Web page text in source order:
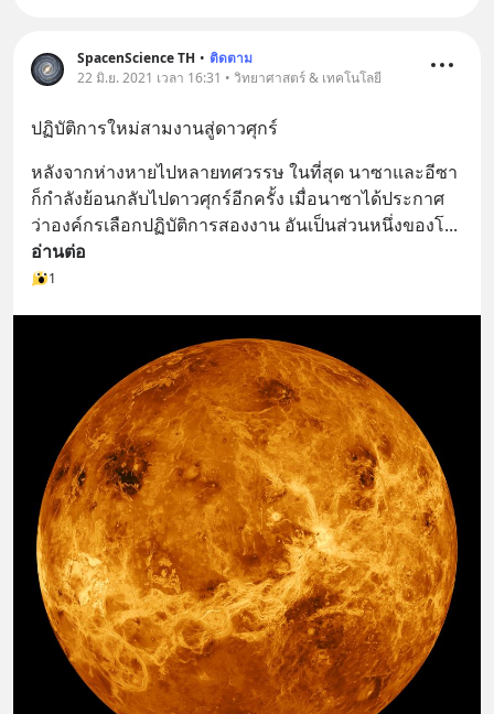
SpacenScience TH • ติดตาม
22 มิ.ย. 2021 เวลา 16:31 • วิทยาศาสตร์ & เทคโนโลยี
ปฏิบัติการใหม่สามงานสู่ดาวศุกร์
หลังจากห่างหายไปหลายทศวรรษ ในที่สุด นาซาและอีซา
ก็กำลังย้อนกลับไปดาวศุกร์อีกครั้ง เมื่อนาซาได้ประกาศ
ว่าองค์กรเลือกปฏิบัติการสองงาน อันเป็นส่วนหนึ่งของโ
อ่านต่อ
1